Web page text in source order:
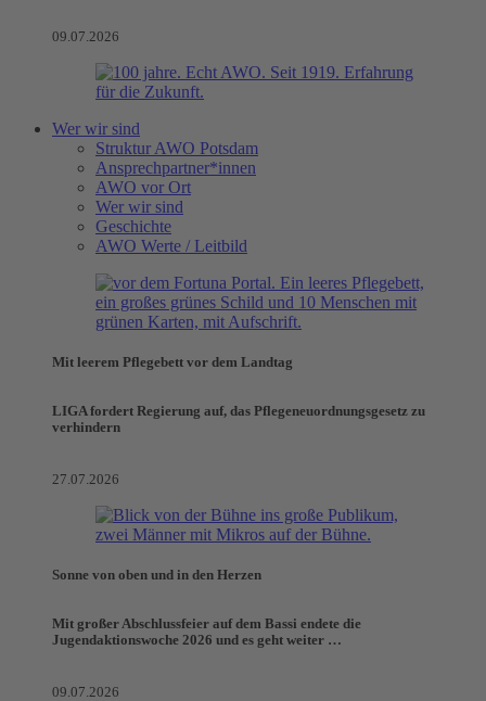
09.07.2026
Wer wir sind
Struktur AWO Potsdam
Ansprechpartner*innen
AWO vor Ort
Wer wir sind
Geschichte
AWO Werte / Leitbild
Mit leerem Pflegebett vor dem Landtag
LIGA fordert Regierung auf, das Pflegeneuordnungsgesetz zu
verhindern
27.07.2026
Sonne von oben und in den Herzen
Mit großer Abschlussfeier auf dem Bassi endete die
Jugendaktionswoche 2026 und es geht weiter …
09.07.2026